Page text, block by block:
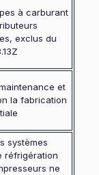
à carburant
exclus du
et
la fabrication
systèmes
réfrigération
ne